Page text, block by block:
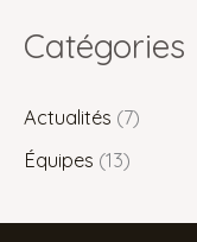
Catégories
Actualités (7)
Équipes (13)